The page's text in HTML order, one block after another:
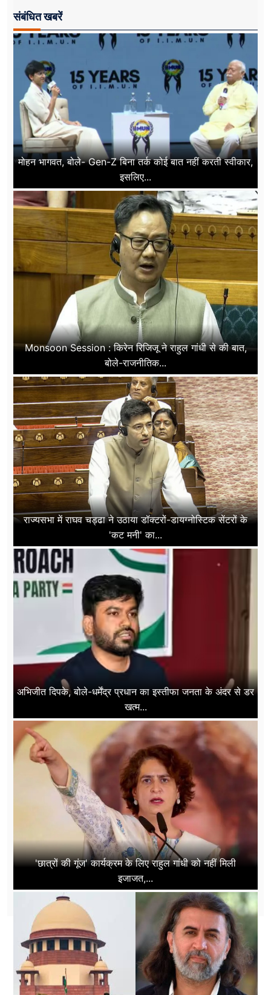
संबंधित खबरें
मोहन भागवत, बोले- Gen-Z बिना तर्क कोई बात नहीं करती स्वीकार,
इसलिए...
Monsoon Session : किरेन रिजिजू ने राहुल गांधी से की बात,
बोले-राजनीतिक...
राज्यसभा में राघव चड्ढा ने उठाया डॉक्टरों-डायग्नोस्टिक सेंटरों के
'कट मनी' का...
अभिजीत दिपके, बोले-धर्मेंद्र प्रधान का इस्तीफा जनता के अंदर से डर
खत्म...
'छात्रों की गूंज' कार्यक्रम के लिए राहुल गांधी को नहीं मिली
इजाजत,...